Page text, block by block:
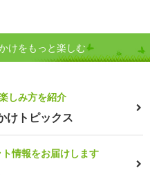
けをもっと楽しむ
しみ方を紹介
けトピックス
情報をお届けします